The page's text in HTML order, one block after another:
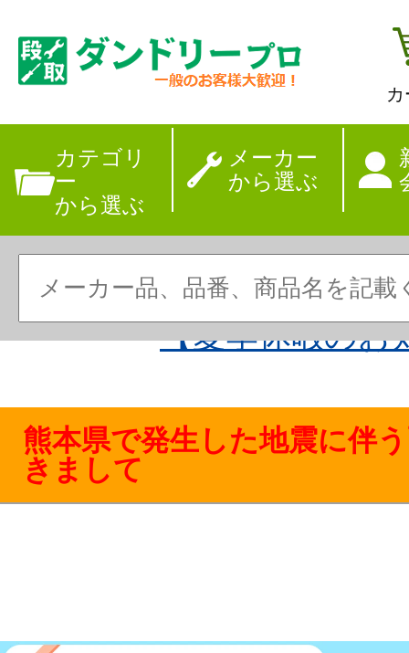
カテゴリ
ー
から選ぶ
メーカー
から選ぶ
【夏季休暇のお
熊本県で発生した地震に伴
きまして